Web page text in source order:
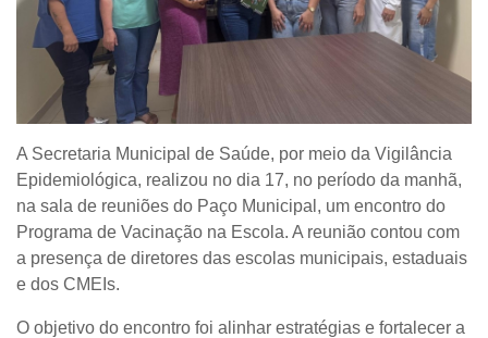
A Secretaria Municipal de Saúde, por meio da Vigilância
Epidemiológica, realizou no dia 17, no período da manhã,
na sala de reuniões do Paço Municipal, um encontro do
Programa de Vacinação na Escola. A reunião contou com
a presença de diretores das escolas municipais, estaduais
e dos CMEIs.
O objetivo do encontro foi alinhar estratégias e fortalecer a